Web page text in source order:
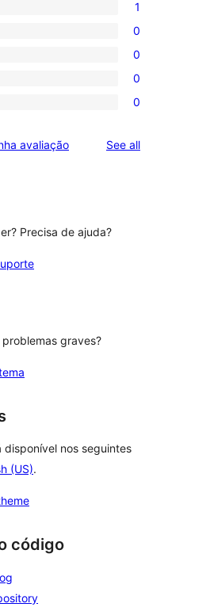
1
0
0
0
0
avaliação See allreviews
Precisa de ajuda?
graves?
disponível nos seguintes
(US).
código